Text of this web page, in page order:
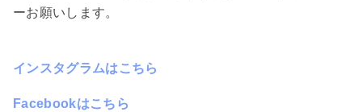
ーお願いします。
インスタグラムはこちら
Facebookはこちら